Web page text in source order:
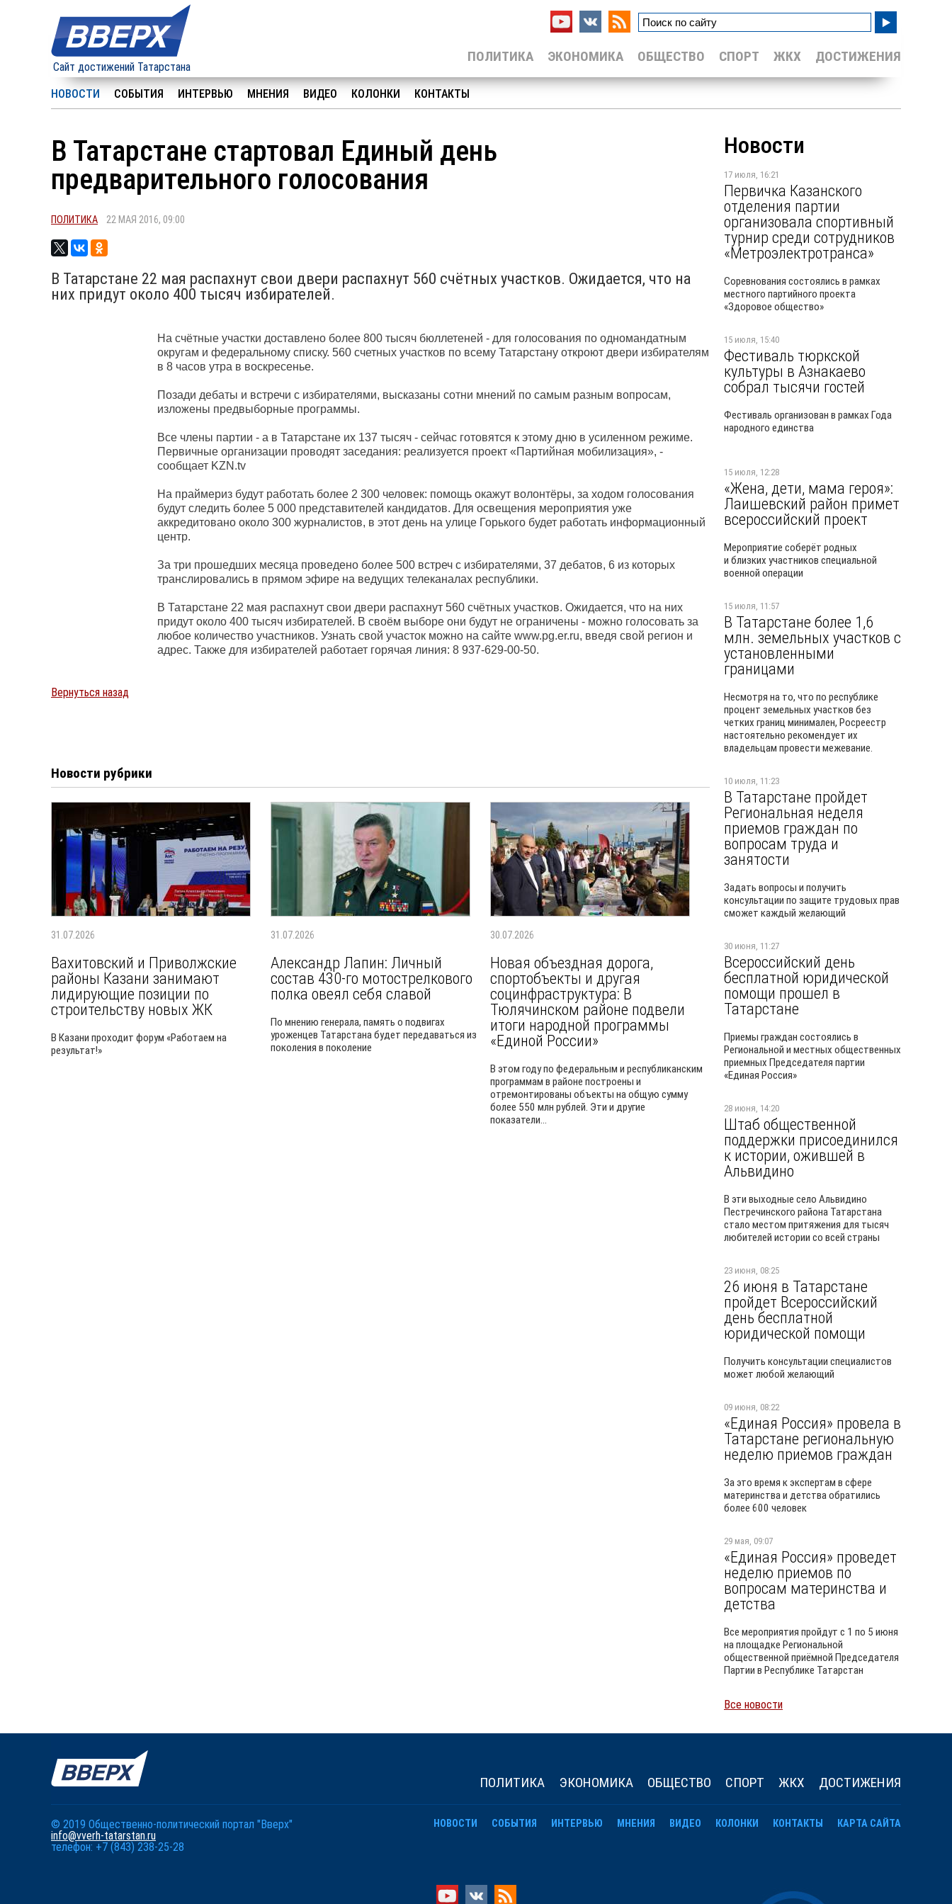
Сайт достижений Татарстана
ДОСТИЖЕНИЯ
ЖКХ
СПОРТ
ОБЩЕСТВО
ЭКОНОМИКА
ПОЛИТИКА
НОВОСТИ СОБЫТИЯ ИНТЕРВЬЮ МНЕНИЯ ВИДЕО КОЛОНКИ КОНТАКТЫ
В Татарстане стартовал Единый день
предварительного голосования
ПОЛИТИКА 22 МАЯ 2016, 09:00
В Татарстане 22 мая распахнут свои двери распахнут 560 счётных участков. Ожидается, что на
них придут около 400 тысяч избирателей.
На счётные участки доставлено более 800 тысяч бюллетеней - для голосования по одномандатным
округам и федеральному списку. 560 счетных участков по всему Татарстану откроют двери избирателям
в 8 часов утра в воскресенье.
Позади дебаты и встречи с избирателями, высказаны сотни мнений по самым разным вопросам,
изложены предвыборные программы.
Все члены партии - а в Татарстане их 137 тысяч - сейчас готовятся к этому дню в усиленном режиме.
Первичные организации проводят заседания: реализуется проект «Партийная мобилизация», -
сообщает KZN.tv
На праймериз будут работать более 2 300 человек: помощь окажут волонтёры, за ходом голосования
будут следить более 5 000 представителей кандидатов. Для освещения мероприятия уже
аккредитовано около 300 журналистов, в этот день на улице Горького будет работать информационный
центр.
За три прошедших месяца проведено более 500 встреч с избирателями, 37 дебатов, 6 из которых
транслировались в прямом эфире на ведущих телеканалах республики.
В Татарстане 22 мая распахнут свои двери распахнут 560 счётных участков. Ожидается, что на них
придут около 400 тысяч избирателей. В своём выборе они будут не ограничены - можно голосовать за
любое количество участников. Узнать свой участок можно на сайте www.pg.er.ru, введя свой регион и
адрес. Также для избирателей работает горячая линия: 8 937-629-00-50.
Вернуться назад
Новости рубрики
31.07.2026
Вахитовский и Приволжские
районы Казани занимают
лидирующие позиции по
строительству новых ЖК
В Казани проходит форум «Работаем на
результат!»
31.07.2026
Александр Лапин: Личный
состав 430-го мотострелкового
полка овеял себя славой
По мнению генерала, память о подвигах
уроженцев Татарстана будет передаваться из
поколения в поколение
30.07.2026
Новая объездная дорога,
спортобъекты и другая
социнфраструктура: В
Тюлячинском районе подвели
итоги народной программы
«Единой России»
В этом году по федеральным и республиканским
программам в районе построены и
отремонтированы объекты на общую сумму
более 550 млн рублей. Эти и другие
показатели...
Новости
17 июля, 16:21
Первичка Казанского
отделения партии
организовала спортивный
турнир среди сотрудников
«Метроэлектротранса»
Соревнования состоялись в рамках
местного партийного проекта
«Здоровое общество»
15 июля, 15:40
Фестиваль тюркской
культуры в Азнакаево
собрал тысячи гостей
Фестиваль организован в рамках Года
народного единства
15 июля, 12:28
«Жена, дети, мама героя»:
Лаишевский район примет
всероссийский проект
Мероприятие соберёт родных
и близких участников специальной
военной операции
15 июля, 11:57
В Татарстане более 1,6
млн. земельных участков с
установленными
границами
Несмотря на то, что по республике
процент земельных участков без
четких границ минимален, Росреестр
настоятельно рекомендует их
владельцам провести межевание.
10 июля, 11:23
В Татарстане пройдет
Региональная неделя
приемов граждан по
вопросам труда и
занятости
Задать вопросы и получить
консультации по защите трудовых прав
сможет каждый желающий
30 июня, 11:27
Всероссийский день
бесплатной юридической
помощи прошел в
Татарстане
Приемы граждан состоялись в
Региональной и местных общественных
приемных Председателя партии
«Единая Россия»
28 июня, 14:20
Штаб общественной
поддержки присоединился
к истории, ожившей в
Альвидино
В эти выходные село Альвидино
Пестречинского района Татарстана
стало местом притяжения для тысяч
любителей истории со всей страны
23 июня, 08:25
26 июня в Татарстане
пройдет Всероссийский
день бесплатной
юридической помощи
Получить консультации специалистов
может любой желающий
09 июня, 08:22
«Единая Россия» провела в
Татарстане региональную
неделю приемов граждан
За это время к экспертам в сфере
материнства и детства обратились
более 600 человек
29 мая, 09:07
«Единая Россия» проведет
неделю приемов по
вопросам материнства и
детства
Все мероприятия пройдут с 1 по 5 июня
на площадке Региональной
общественной приёмной Председателя
Партии в Республике Татарстан
Все новости
ДОСТИЖЕНИЯ
ЖКХ
СПОРТ
ОБЩЕСТВО
ЭКОНОМИКА
ПОЛИТИКА
© 2019 Общественно-политический портал "Вверх"
info@vverh-tatarstan.ru
телефон: +7 (843) 238-25-28
НОВОСТИ СОБЫТИЯ ИНТЕРВЬЮ МНЕНИЯ ВИДЕО КОЛОНКИ КОНТАКТЫ КАРТА САЙТА